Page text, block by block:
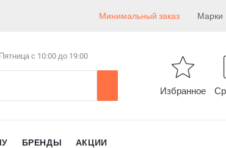
Минимальный заказ Марки
с 10:00 до 19:00
Избранное
БРЕНДЫ АКЦИИ